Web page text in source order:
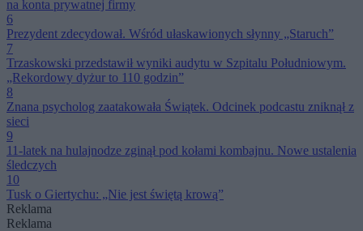
na konta prywatnej firmy
6
Prezydent zdecydował. Wśród ułaskawionych słynny „Staruch”
7
Trzaskowski przedstawił wyniki audytu w Szpitalu Południowym.
„Rekordowy dyżur to 110 godzin”
8
Znana psycholog zaatakowała Świątek. Odcinek podcastu zniknął z
sieci
9
11-latek na hulajnodze zginął pod kołami kombajnu. Nowe ustalenia
śledczych
10
Tusk o Giertychu: „Nie jest świętą krową”
Reklama
Reklama